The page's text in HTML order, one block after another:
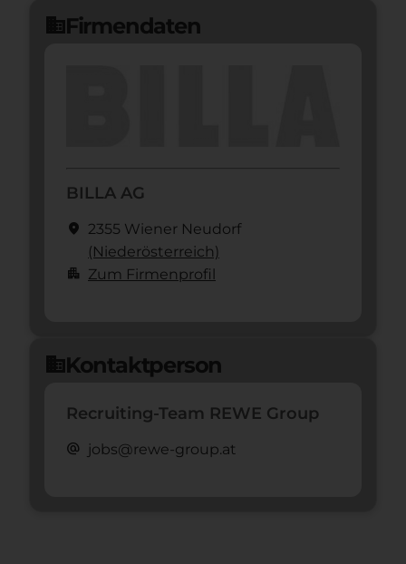
domainFirmendaten
BILLA AG
location_on 2355 Wiener Neudorf
(Nieder­österreich)
apartment Zum Firmenprofil
domainKontaktperson
Recruiting-Team REWE Group
alternate_email jobs@rewe-group.at